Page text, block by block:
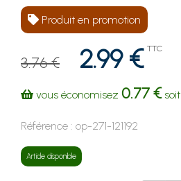
Produit en promotion
3.76 € 2.99 € TTC
vous économisez 0.77 €soit
Référence : op-271-121192
Article disponible